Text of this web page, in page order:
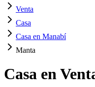
Venta
Casa
Casa en Manabí
Manta
Casa en